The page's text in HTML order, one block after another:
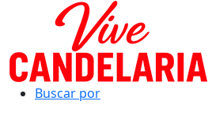
Buscar por